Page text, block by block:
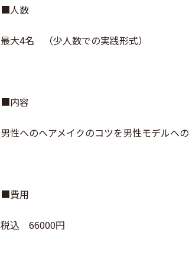
■人数
最大4名 （少人数での実践形式）
■内容
男性へのヘアメイクのコツを男性モデルへ
■費用
税込 66000円